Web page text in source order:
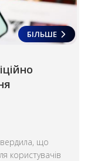
БІЛЬШЕ
що
користувачів